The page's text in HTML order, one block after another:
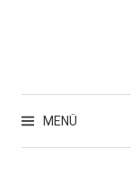
MENÜ